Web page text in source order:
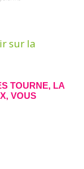
sur la
TOURNE, LA
VOUS